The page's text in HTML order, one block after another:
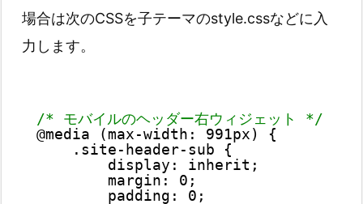
場合は次のCSSを子テーマのstyle.cssなどに入
力します。
/* モバイルのヘッダー右ウィジェット */
@media (max-width: 991px) {
.site-header-sub {
display: inherit;
margin: 0;
padding: 0;